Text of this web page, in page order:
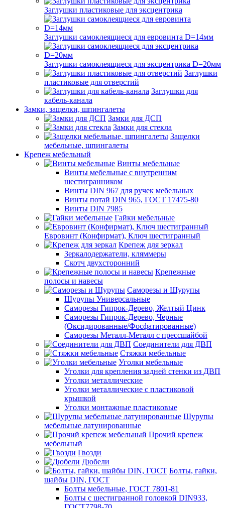
Заглушки пластиковые для эксцентрика
Заглушки самоклеящиеся для евровинта D=14мм
Заглушки самоклеящиеся для эксцентрика D=20мм
Заглушки
пластиковые для отверстий
Заглушки для
кабель-канала
Замки, защелки, шпингалеты
Замки для ДСП
Замки для стекла
Защелки
мебельные, шпингалеты
Крепеж мебельный
Винты мебельные
Винты мебельные с внутренним
шестигранником
Винты DIN 967 для ручек мебельных
Винты потай DIN 965, ГОСТ 17475-80
Винты DIN 7985
Гайки мебельные
Евровинт (Конфирмат), Ключ шестигранный
Крепеж для зеркал
Зеркалодержатели, кляммеры
Скотч двухсторонний
Крепежные
полосы и навесы
Саморезы и Шурупы
Шурупы Универсальные
Саморезы Гипрок-Дерево, Желтый Цинк
Саморезы Гипрок-Дерево, Черные
(Оксидированные/Фосфатированные)
Саморезы Металл-Металл с прессшайбой
Соединители для ДВП
Стяжки мебельные
Уголки мебельные
Уголки для крепления задней стенки из ДВП
Уголки металлические
Уголки металлические с пластиковой
крышкой
Уголки монтажные пластиковые
Шурупы
мебельные латунированные
Прочий крепеж
мебельный
Гвозди
Дюбели
Болты, гайки,
шайбы DIN, ГОСТ
Болты мебельные, ГОСТ 7801-81
Болты с шестигранной головкой DIN933,